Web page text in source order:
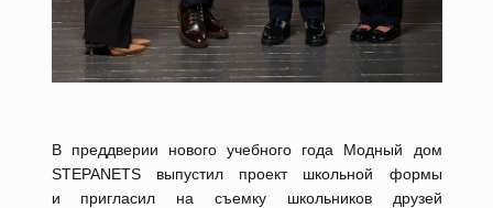
В преддверии нового учебного года Модный дом
STEPANETS выпустил проект школьной формы
и пригласил на съемку школьников друзей